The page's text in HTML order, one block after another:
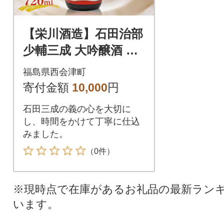
【栄川酒造】石田治部
少輔三成 大吟醸酒 F4
D-0218
福島県西会津町
寄付金額 10,000円
石田三成の義の心を大切に
し、時間をかけて丁寧に仕込
みました。
（0件）
※現時点で在庫があるお礼品の最新ラン
います。